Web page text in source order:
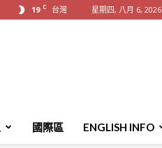
19 C 台灣 星期四, 八月 6, 2026
國際區 ENGLISH INFO